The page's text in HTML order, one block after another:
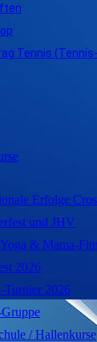
Tennis
Erfolge
und JHV
& Mama-
2026
Turnier 2026
/ Hallenkurse